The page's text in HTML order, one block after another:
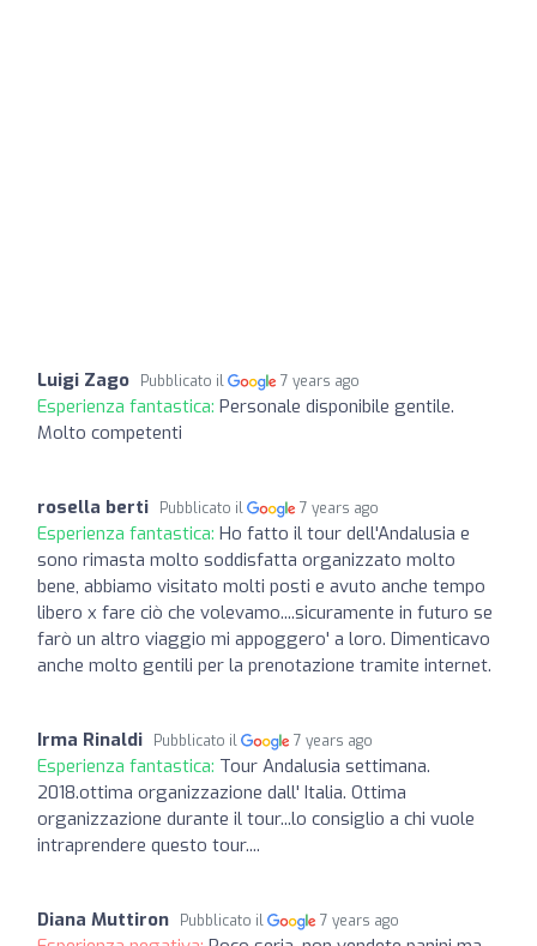
Luigi Zago Pubblicato il 7 years ago
Esperienza fantastica: Personale disponibile gentile.
Molto competenti
rosella berti Pubblicato il 7 years ago
Esperienza fantastica: Ho fatto il tour dell'Andalusia e
sono rimasta molto soddisfatta organizzato molto
bene, abbiamo visitato molti posti e avuto anche tempo
libero x fare ciò che volevamo....sicuramente in futuro se
farò un altro viaggio mi appoggero' a loro. Dimenticavo
anche molto gentili per la prenotazione tramite internet.
Irma Rinaldi Pubblicato il 7 years ago
Esperienza fantastica: Tour Andalusia settimana.
2018.ottima organizzazione dall' Italia. Ottima
organizzazione durante il tour...lo consiglio a chi vuole
intraprendere questo tour....
Diana Muttiron Pubblicato il 7 years ago